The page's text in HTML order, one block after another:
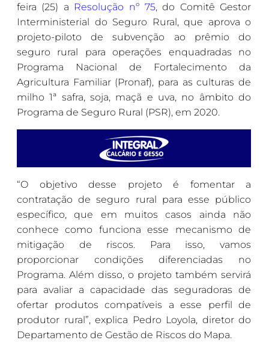
feira (25) a Resolução nº 75, do Comitê Gestor
Interministerial do Seguro Rural, que aprova o
projeto-piloto de subvenção ao prêmio do
seguro rural para operações enquadradas no
Programa Nacional de Fortalecimento da
Agricultura Familiar (Pronaf), para as culturas de
milho 1ª safra, soja, maçã e uva, no âmbito do
Programa de Seguro Rural (PSR), em 2020.
“O objetivo desse projeto é fomentar a
contratação de seguro rural para esse público
específico, que em muitos casos ainda não
conhece como funciona esse mecanismo de
mitigação de riscos. Para isso, vamos
proporcionar condições diferenciadas no
Programa. Além disso, o projeto também servirá
para avaliar a capacidade das seguradoras de
ofertar produtos compatíveis a esse perfil de
produtor rural”, explica Pedro Loyola, diretor do
Departamento de Gestão de Riscos do Mapa.